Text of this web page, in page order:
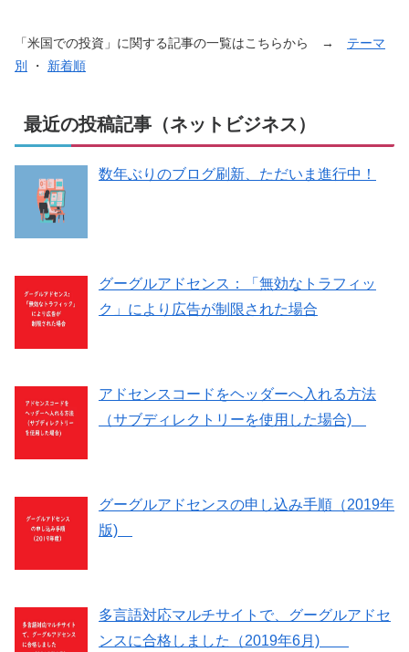
「米国での投資」に関する記事の一覧はこちらから → テーマ
別
・ 新着順
最近の投稿記事（ネットビジネス）
数年ぶりのブログ刷新、ただいま進行中！
グーグルアドセンス：「無効なトラフィッ
ク」により広告が制限された場合
アドセンスコードをヘッダーへ入れる方法
（サブディレクトリーを使用した場合)
グーグルアドセンスの申し込み手順（2019年
版)
多言語対応マルチサイトで、グーグルアドセ
ンスに合格しました（2019年6月)